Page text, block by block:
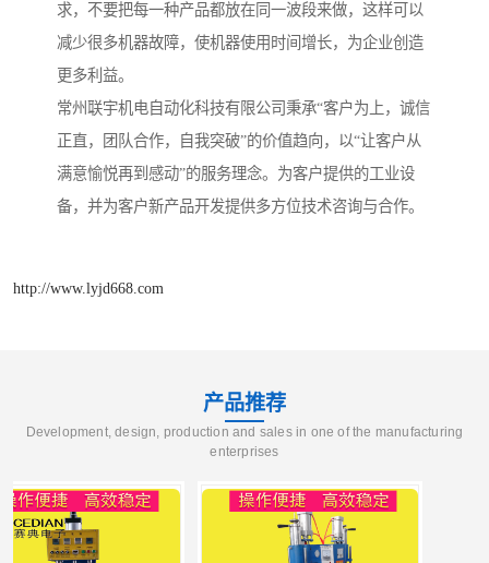
求，不要把每一种产品都放在同一波段来做，这样可以
减少很多机器故障，使机器使用时间增长，为企业创造
更多利益。
常州联宇机电自动化科技有限公司秉承“客户为上，诚信
正直，团队合作，自我突破”的价值趋向，以“让客户从
满意愉悦再到感动”的服务理念。为客户提供的工业设
备，并为客户新产品开发提供多方位技术咨询与合作。
http://www.lyjd668.com
产品推荐
Development, design, production and sales in one of the manufacturing
enterprises